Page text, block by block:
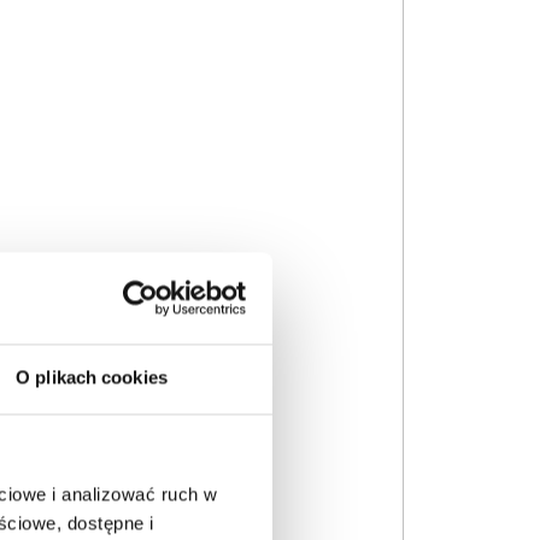
O plikach cookies
i analizować ruch w
dostępne i